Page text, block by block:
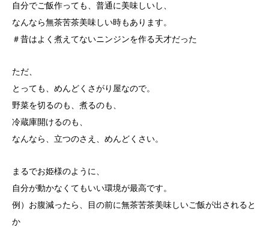
自分でご飯作っても、普通に美味しいし、
なんなら無茶苦茶美味しい時もあります。
＃昔はよく煮えてないニンジンを作る天才だった
ただ、
とっても、めんどくさがり屋なので。
野菜を切るのも、煮るのも、
冷蔵庫開けるのも、
なんなら、立つのさえ、めんどくさい。
まるでお姫様のように、
自分が動かなくてもいい環境が最高です。
例）お腹減ったら、目の前に無茶苦茶美味しいご飯が出されると
か